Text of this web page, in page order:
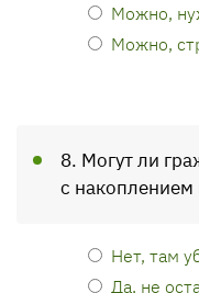
Можно,
Можно,
8. Могут ли
с накоплением
Нет, там
Да, не